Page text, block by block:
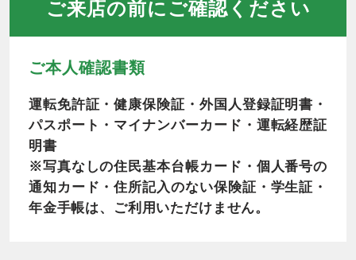
ご来店の前にご確認ください
ご本人確認書類
運転免許証・健康保険証・外国人登録証明書・
パスポート・マイナンバーカード・運転経歴証
明書
※写真なしの住民基本台帳カード・個人番号の
通知カード・住所記入のない保険証・学生証・
年金手帳は、ご利用いただけません。